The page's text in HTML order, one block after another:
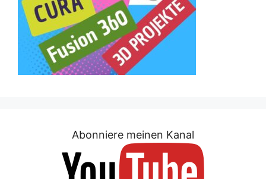
Abonniere meinen Kanal